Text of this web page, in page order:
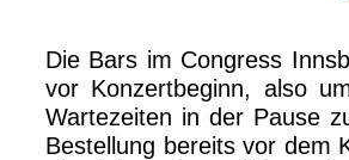
Die Bars im Congress
vor Konzertbeginn, also
Wartezeiten in der Pause
Bestellung bereits vor dem